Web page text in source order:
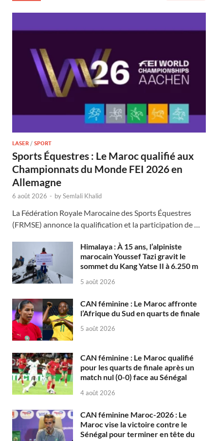
LASER / SPORT
Sports Équestres : Le Maroc qualifié aux
Championnats du Monde FEI 2026 en
Allemagne
6 août 2026 - bySemlali Khalid
La Fédération Royale Marocaine des Sports Équestres
(FRMSE) annonce la qualification et la participation de …
Himalaya : À 15 ans, l’alpiniste
marocain Youssef Tazi gravit le
sommet du Kang Yatse II à 6.250 m
5 août 2026
CAN féminine : Le Maroc affronte
l’Afrique du Sud en quarts de finale
5 août 2026
CAN féminine : Le Maroc qualifié
pour les quarts de finale après un
match nul (0-0) face au Sénégal
4 août 2026
CAN féminine Maroc-2026 : Le
Maroc vise la victoire contre le
Sénégal pour terminer en tête du